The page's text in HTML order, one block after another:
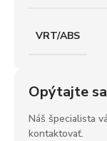
VRT/ABS
Opýtajte
Náš špecialista
kontaktovať.